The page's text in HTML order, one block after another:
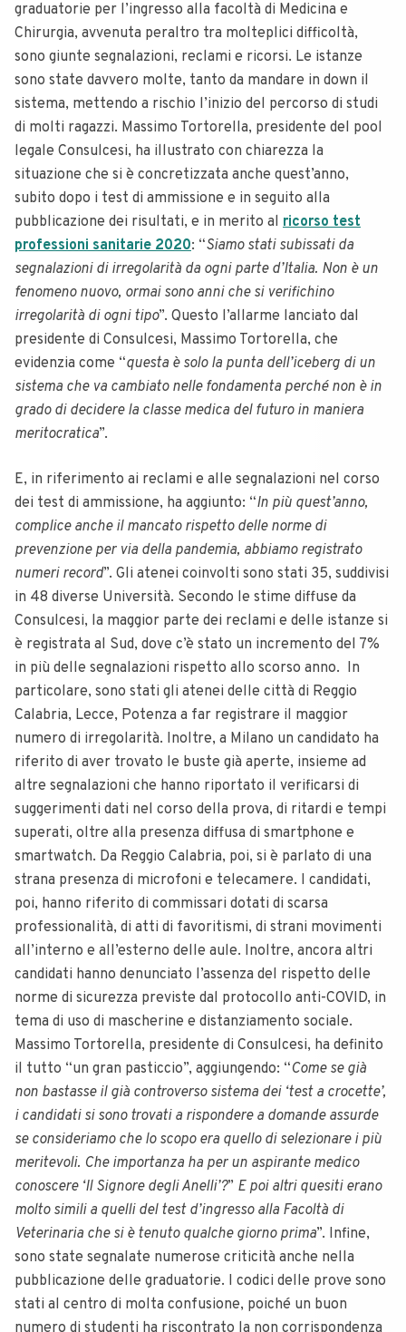
graduatorie per l’ingresso alla facoltà di Medicina e
Chirurgia, avvenuta peraltro tra molteplici difficoltà,
sono giunte segnalazioni, reclami e ricorsi. Le istanze
sono state davvero molte, tanto da mandare in down il
sistema, mettendo a rischio l’inizio del percorso di studi
di molti ragazzi. Massimo Tortorella, presidente del pool
legale Consulcesi, ha illustrato con chiarezza la
situazione che si è concretizzata anche quest’anno,
subito dopo i test di ammissione e in seguito alla
pubblicazione dei risultati, e in merito al ricorso test
professioni sanitarie 2020: “Siamo stati subissati da
segnalazioni di irregolarità da ogni parte d’Italia. Non è un
fenomeno nuovo, ormai sono anni che si verifichino
irregolarità di ogni tipo”. Questo l’allarme lanciato dal
presidente di Consulcesi, Massimo Tortorella, che
evidenzia come “questa è solo la punta dell’iceberg di un
sistema che va cambiato nelle fondamenta perché non è in
grado di decidere la classe medica del futuro in maniera
meritocratica”.
E, in riferimento ai reclami e alle segnalazioni nel corso
dei test di ammissione, ha aggiunto: “In più quest’anno,
complice anche il mancato rispetto delle norme di
prevenzione per via della pandemia, abbiamo registrato
numeri record”. Gli atenei coinvolti sono stati 35, suddivisi
in 48 diverse Università. Secondo le stime diffuse da
Consulcesi, la maggior parte dei reclami e delle istanze si
è registrata al Sud, dove c’è stato un incremento del 7%
in più delle segnalazioni rispetto allo scorso anno. In
particolare, sono stati gli atenei delle città di Reggio
Calabria, Lecce, Potenza a far registrare il maggior
numero di irregolarità. Inoltre, a Milano un candidato ha
riferito di aver trovato le buste già aperte, insieme ad
altre segnalazioni che hanno riportato il verificarsi di
suggerimenti dati nel corso della prova, di ritardi e tempi
superati, oltre alla presenza diffusa di smartphone e
smartwatch. Da Reggio Calabria, poi, si è parlato di una
strana presenza di microfoni e telecamere. I candidati,
poi, hanno riferito di commissari dotati di scarsa
professionalità, di atti di favoritismi, di strani movimenti
all’interno e all’esterno delle aule. Inoltre, ancora altri
candidati hanno denunciato l’assenza del rispetto delle
norme di sicurezza previste dal protocollo anti-COVID, in
tema di uso di mascherine e distanziamento sociale.
Massimo Tortorella, presidente di Consulcesi, ha definito
il tutto “un gran pasticcio”, aggiungendo: “Come se già
non bastasse il già controverso sistema dei ‘test a crocette’,
i candidati si sono trovati a rispondere a domande assurde
se consideriamo che lo scopo era quello di selezionare i più
meritevoli. Che importanza ha per un aspirante medico
conoscere ‘Il Signore degli Anelli’?” E poi altri quesiti erano
molto simili a quelli del test d’ingresso alla Facoltà di
Veterinaria che si è tenuto qualche giorno prima”. Infine,
sono state segnalate numerose criticità anche nella
pubblicazione delle graduatorie. I codici delle prove sono
stati al centro di molta confusione, poiché un buon